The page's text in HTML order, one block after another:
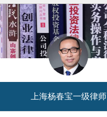
上海杨春宝一级律师